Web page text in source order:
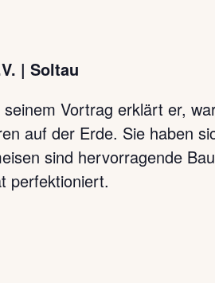
| Soltau
Vortrag erklärt er,
auf der Erde. Sie haben
sind hervorragende
perfektioniert.